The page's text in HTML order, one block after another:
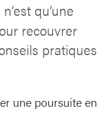
qu’une
recouvrer
pratiques
une poursuite en